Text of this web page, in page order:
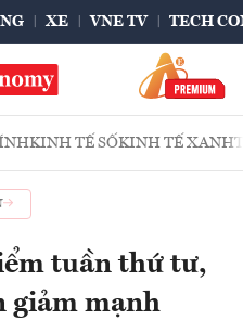
XE VNE TV TECH
KINH TẾ SỐKINH TẾ XANH
tuần thứ tư,
giảm mạnh